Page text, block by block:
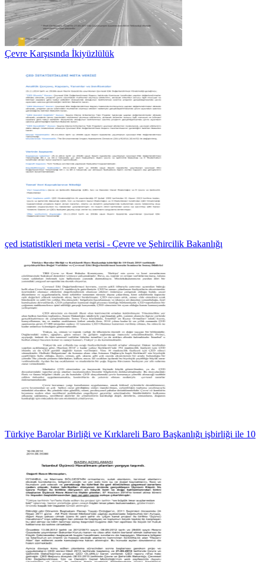
Çevre Karşısında İkiyüzlülük
çed istatistikleri meta verisi - Çevre ve Şehircilik Bakanlığı
Türkiye Barolar Birliği ve Kırklareli Baro Başkanlığı işbirliği ile 10